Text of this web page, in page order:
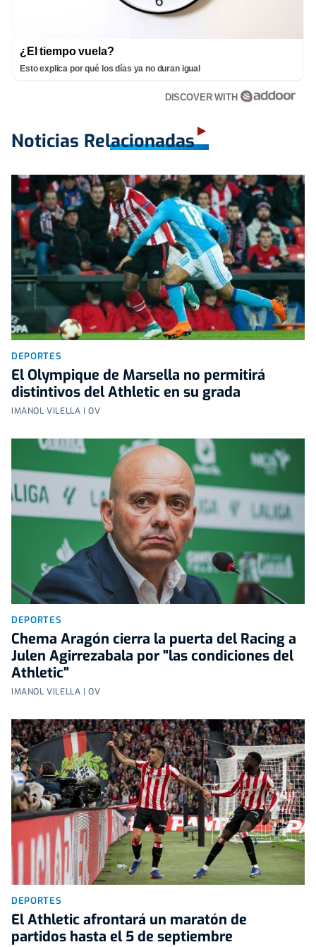
¿El tiempo vuela?
Esto explica por qué los días ya no duran igual
DISCOVER WITH
Noticias Relacionadas
DEPORTES
El Olympique de Marsella no permitirá
distintivos del Athletic en su grada
IMANOL VILELLA | OV
DEPORTES
Chema Aragón cierra la puerta del Racing a
Julen Agirrezabala por "las condiciones del
Athletic"
IMANOL VILELLA | OV
DEPORTES
El Athletic afrontará un maratón de
partidos hasta el 5 de septiembre